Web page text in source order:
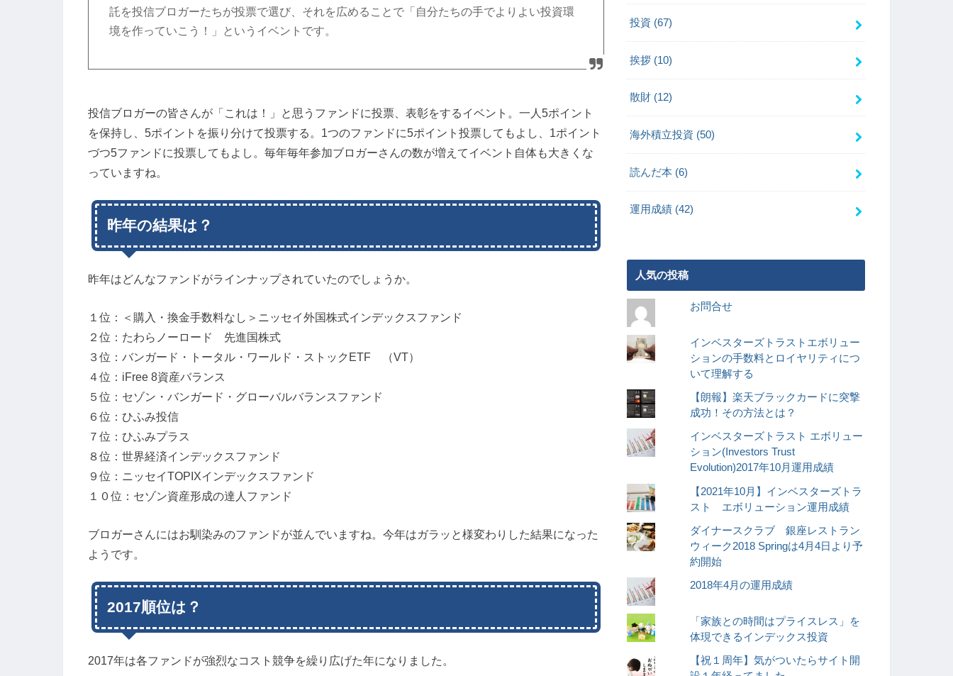
託を投信ブロガーたちが投票で選び、それを広めることで「自分たちの手でよりよい投資環
境を作っていこう！」というイベントです。
投信ブロガーの皆さんが「これは！」と思うファンドに投票、表彰をするイベント。一人5ポイント
を保持し、5ポイントを振り分けて投票する。1つのファンドに5ポイント投票してもよし、1ポイント
づつ5ファンドに投票してもよし。毎年毎年参加ブロガーさんの数が増えてイベント自体も大きくな
っていますね。
昨年の結果は？
昨年はどんなファンドがラインナップされていたのでしょうか。
１位：＜購入・換金手数料なし＞ニッセイ外国株式インデックスファンド
２位：たわらノーロード 先進国株式
３位：バンガード・トータル・ワールド・ストックETF （VT）
４位：iFree 8資産バランス
５位：セゾン・バンガード・グローバルバランスファンド
６位：ひふみ投信
７位：ひふみプラス
８位：世界経済インデックスファンド
９位：ニッセイTOPIXインデックスファンド
１０位：セゾン資産形成の達人ファンド
ブロガーさんにはお馴染みのファンドが並んでいますね。今年はガラッと様変わりした結果になった
ようです。
2017順位は？
2017年は各ファンドが強烈なコスト競争を繰り広げた年になりました。
投資 (67)
挨拶 (10)
散財 (12)
海外積立投資 (50)
読んだ本 (6)
運用成績 (42)
人気の投稿
お問合せ
インベスターズトラストエボリュー
ションの手数料とロイヤリティにつ
いて理解する
【朗報】楽天ブラックカードに突撃
成功！その方法とは？
インベスターズトラスト エボリュー
ション(Investors Trust
Evolution)2017年10月運用成績
【2021年10月】インベスターズトラ
スト エボリューション運用成績
ダイナースクラブ 銀座レストラン
ウィーク2018 Springは4月4日より予
約開始
2018年4月の運用成績
「家族との時間はプライスレス」を
体現できるインデックス投資
【祝１周年】気がついたらサイト開